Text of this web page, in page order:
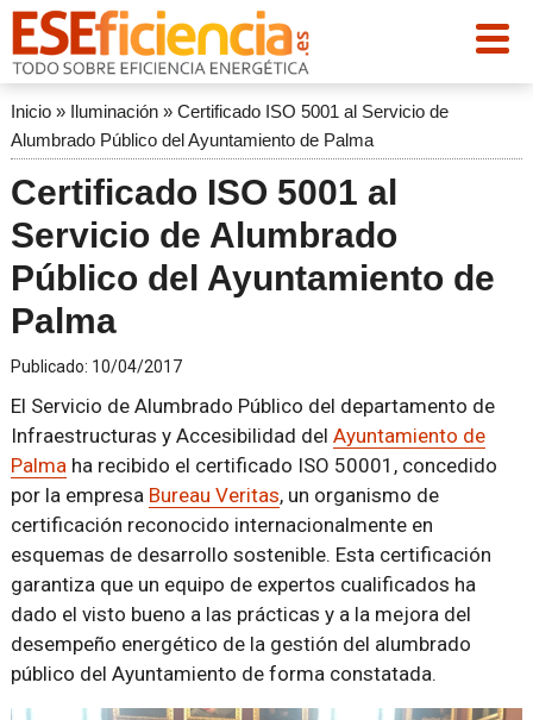
Inicio» Iluminación» Certificado ISO 5001 al Servicio de
Alumbrado Público del Ayuntamiento de Palma
Certificado ISO 5001 al
Servicio de Alumbrado
Público del Ayuntamiento de
Palma
Publicado: 10/04/2017
El Servicio de Alumbrado Público del departamento de
Infraestructuras y Accesibilidad del Ayuntamiento de
Palmaha recibido el certificado ISO 50001, concedido
por la empresa Bureau Veritas, un organismo de
certificación reconocido internacionalmente en
esquemas de desarrollo sostenible. Esta certificación
garantiza que un equipo de expertos cualificados ha
dado el visto bueno a las prácticas y a la mejora del
desempeño energético de la gestión del alumbrado
público del Ayuntamiento de forma constatada.